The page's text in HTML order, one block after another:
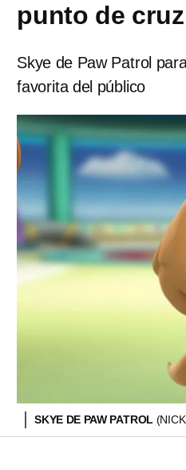
punto de cruz
Skye de Paw Patrol
favorita del público
SKYE DE PAW PATROL